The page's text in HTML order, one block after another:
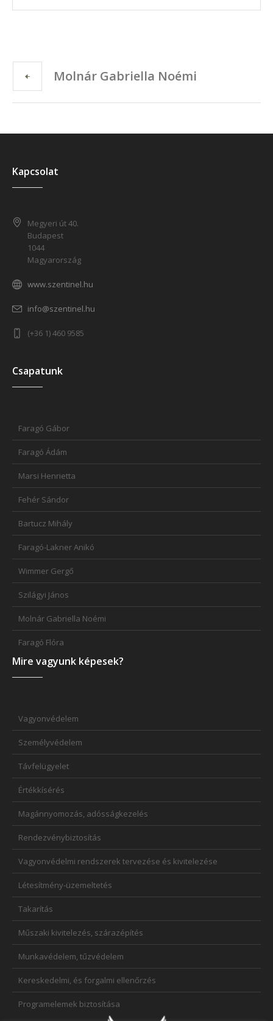
Molnár Gabriella Noémi
Kapcsolat
Megyeri út 40.
Budapest
1044
Magyarország
www.szentinel.hu
info@szentinel.hu
(+36 1) 460 9585
Csapatunk
Faragó Gábor
Faragó Ádám
Marsi Henrietta
Fehér Sándor
Bartucz Mihály
Faragó-Lakner Anikó
Wimmer Gergő
Szilágyi János
Molnár Gabriella Noémi
Faragó Flóra
Mire vagyunk képesek?
Vagyonvédelem
Személyvédelem
Távfelügyelet
Értékkísérés
Magánnyomozás, adósságkezelés
Rendezvénybiztosítás
Vagyonvédelmi rendszerek tervezése és kivitelezése
Létesítmény-üzemeltetés
Takarítás
Műszaki kivitelezés, szárazépítés
Munkavédelem, tűzvédelem
Kereskedelmi, és forgalmi ellenőrzés
Programelemek biztosítása